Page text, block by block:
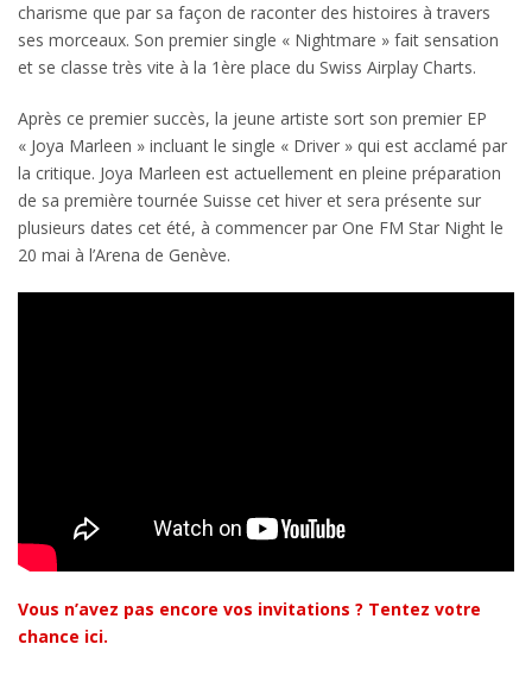
charisme que par sa façon de raconter des histoires à travers
ses morceaux. Son premier single « Nightmare » fait sensation
et se classe très vite à la 1ère place du Swiss Airplay Charts.
Après ce premier succès, la jeune artiste sort son premier EP
« Joya Marleen » incluant le single « Driver » qui est acclamé par
la critique. Joya Marleen est actuellement en pleine préparation
de sa première tournée Suisse cet hiver et sera présente sur
plusieurs dates cet été, à commencer par One FM Star Night le
20 mai à l’Arena de Genève.
Vous n’avez pas encore vos invitations ? Tentez votre
chance ici.